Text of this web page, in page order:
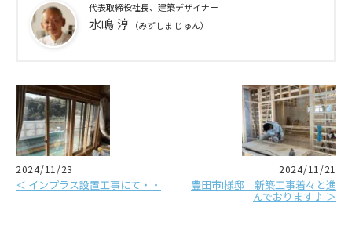
代表取締役社長、建築デザイナー
水嶋 淳 （みずしま じゅん）
2024/11/23
＜ インプラス設置工事にて・・
2024/11/21
豊田市I様邸 新築工事着々と進
んでおります♪ ＞